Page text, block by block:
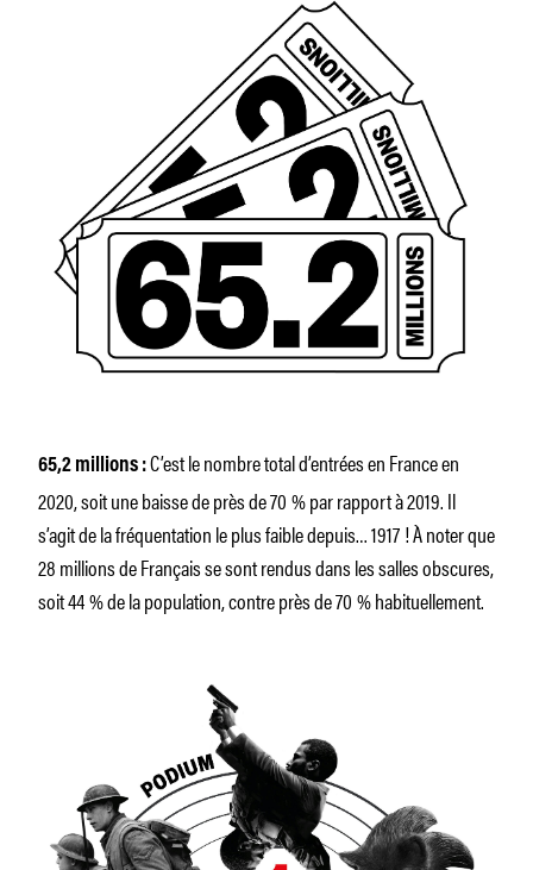
65,2 millions :C’est le nombre total d’entrées en France en
2020, soit une baisse de près de 70 % par rapport à 2019. Il
s’agit de la fréquentation le plus faible depuis… 1917 ! À noter que
28 millions de Français se sont rendus dans les salles obscures,
soit 44 % de la population, contre près de 70 % habituellement.